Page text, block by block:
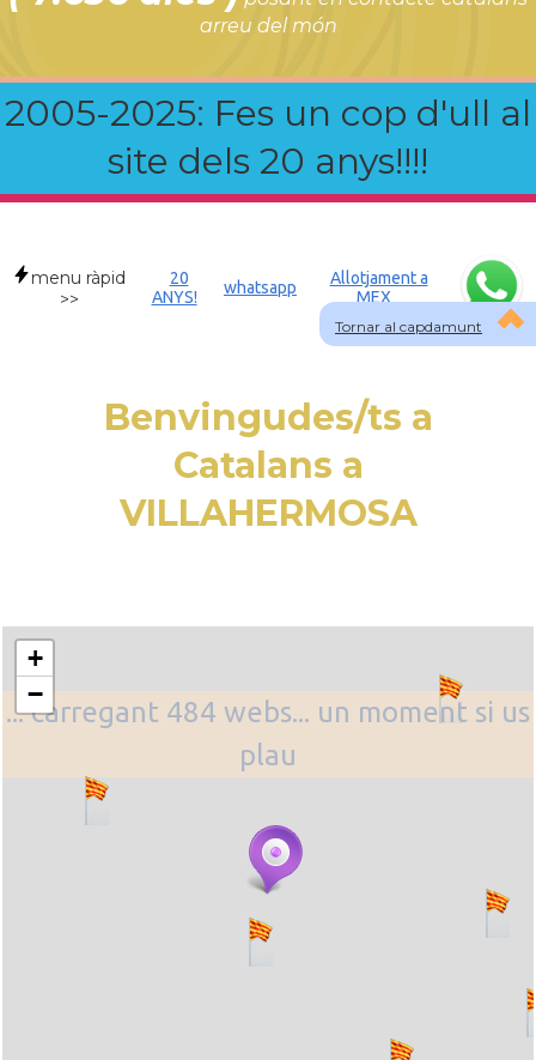
arreu del món
2005-2025: Fes un cop d'ull al
site dels 20 anys!!!!
Tornar al capdamunt
menu ràpid
>>
20
ANYS!
whatsapp
Allotjament a
MEX
Benvingudes/ts a
Catalans a
VILLAHERMOSA
... carregant 484 webs... un moment si us
plau
+
−